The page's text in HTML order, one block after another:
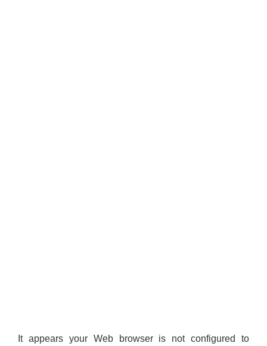
It appears your Web browser is not configured to